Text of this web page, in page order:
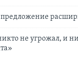
не угрожал, и